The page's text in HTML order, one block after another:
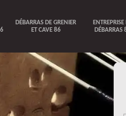
DÉBARRAS DE GRENIER
ET CAVE 86
ENTREPRISE
DÉBARRAS